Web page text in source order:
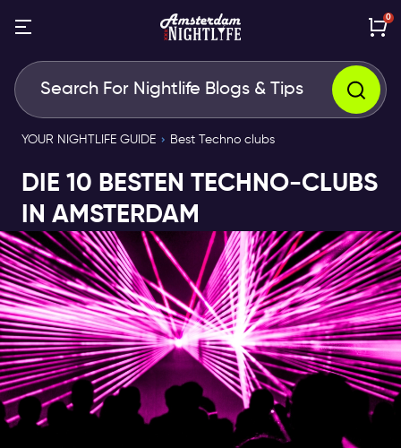
0
YOUR NIGHTLIFE GUIDE Best Techno clubs
DIE 10 BESTEN TECHNO-CLUBS
IN AMSTERDAM